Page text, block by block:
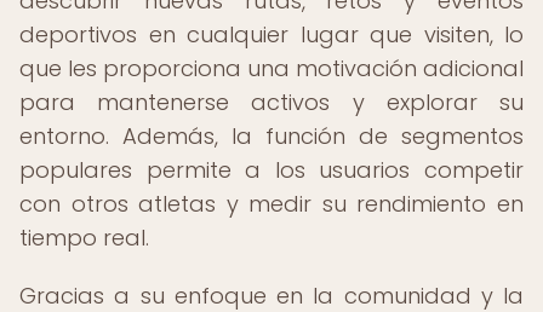
deportivos en cualquier lugar que visiten, lo
que les proporciona una motivación adicional
para mantenerse activos y explorar su
entorno. Además, la función de segmentos
populares permite a los usuarios competir
con otros atletas y medir su rendimiento en
tiempo real.
Gracias a su enfoque en la comunidad y la